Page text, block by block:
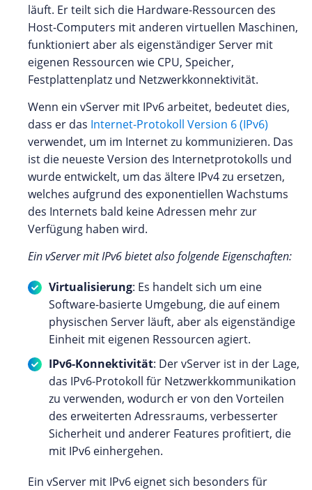
läuft. Er teilt sich die Hardware-Ressourcen des
Host-Computers mit anderen virtuellen Maschinen,
funktioniert aber als eigenständiger Server mit
eigenen Ressourcen wie CPU, Speicher,
Festplattenplatz und Netzwerkkonnektivität.
Wenn ein vServer mit IPv6 arbeitet, bedeutet dies,
dass er das Internet-Protokoll Version 6 (IPv6)
verwendet, um im Internet zu kommunizieren. Das
ist die neueste Version des Internetprotokolls und
wurde entwickelt, um das ältere IPv4 zu ersetzen,
welches aufgrund des exponentiellen Wachstums
des Internets bald keine Adressen mehr zur
Verfügung haben wird.
Ein vServer mit IPv6 bietet also folgende Eigenschaften:
Virtualisierung: Es handelt sich um eine
Software-basierte Umgebung, die auf einem
physischen Server läuft, aber als eigenständige
Einheit mit eigenen Ressourcen agiert.
IPv6-Konnektivität: Der vServer ist in der Lage,
das IPv6-Protokoll für Netzwerkkommunikation
zu verwenden, wodurch er von den Vorteilen
des erweiterten Adressraums, verbesserter
Sicherheit und anderer Features profitiert, die
mit IPv6 einhergehen.
Ein vServer mit IPv6 eignet sich besonders für